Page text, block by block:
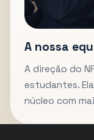
A nossa
A direção do
estudantes.
núcleo com